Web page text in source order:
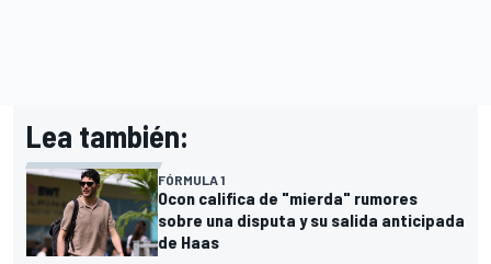
Lea también:
FÓRMULA 1
Ocon califica de "mierda" rumores
sobre una disputa y su salida anticipada
de Haas